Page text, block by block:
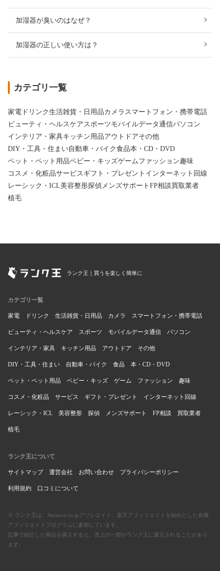
加湿器が臭いのはなぜ？
加湿器の正しい使い方は？
カテゴリ一覧
家電 ドリンク生活雑貨・日用品カメラ スマートフォン・携帯電話
ビューティ・ヘルスケア スポーツモバイルデータ通信パソコン
インテリア・家具キッチン用品アウトドアその他
DIY・工具・住まい自動車・バイク食品本・CD・DVD
ペット・ペット用品ベビー・キッズゲーム ファッション趣味
コスメ・化粧品サービス ギフト・プレゼント インターネット回線
レーシック・ICL美容整形探偵 メンズサポート FP相談買取業者
植毛
ランク王｜買うを楽しく簡単に
カテゴリ一覧
家電 ドリンク 生活雑貨・日用品 カメラ スマートフォン・携帯電話
ビューティ・ヘルスケア スポーツ モバイルデータ通信 パソコン
インテリア・家具 キッチン用品 アウトドア その他
DIY・工具・住まい 自動車・バイク 食品 本・CD・DVD
ペット・ペット用品 ベビー・キッズ ゲーム ファッション 趣味
コスメ・化粧品 サービス ギフト・プレゼント インターネット回線
レーシック・ICL 美容整形 探偵 メンズサポート FP相談 買取業者
植毛
ランク王について
サイトマップ 運営会社 お問い合わせ プライバシーポリシー
利用規約 口コミについて
※ ランク王は、Amazon.co.jpアソシエイト、楽天アフィリエイトを始めとした各種
アフィリエイトプログラムに参加しています。
記事で紹介した商品を購入すると、売上の一部がランク王に還元されることがあり
ます。